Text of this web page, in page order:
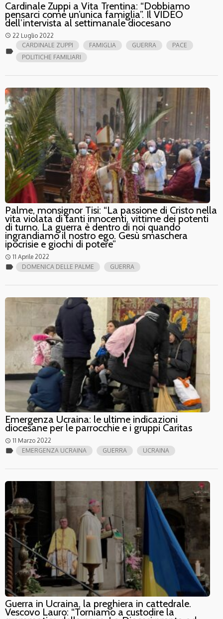
Cardinale Zuppi a Vita Trentina: “Dobbiamo
pensarci come un’unica famiglia”. Il VIDEO
dell’intervista al settimanale diocesano
access_time 22 Luglio 2022
label
CARDINALE ZUPPI FAMIGLIA GUERRA
PACE
POLITICHE FAMILIARI
Palme, monsignor Tisi: “La passione di Cristo nella
vita violata di tanti innocenti, vittime dei potenti
di turno. La guerra è dentro di noi quando
ingrandiamo il nostro ego. Gesù smaschera
ipocrisie e giochi di potere”
access_time 11 Aprile 2022
label DOMENICA DELLE PALME GUERRA
Emergenza Ucraina: le ultime indicazioni
diocesane per le parrocchie e i gruppi Caritas
access_time 11 Marzo 2022
label EMERGENZA UCRAINA GUERRA UCRAINA
Guerra in Ucraina, la preghiera in cattedrale.
Vescovo Lauro: “Torniamo a custodire la